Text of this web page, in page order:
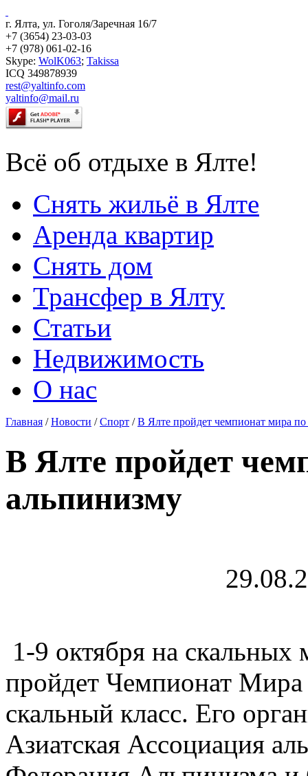
г. Ялта, ул. Гоголя/Заречная 16/7
+7 (3654) 23-03-03
+7 (978) 061-02-16
Skype: WolK063; Takissa
ICQ 349878939
rest@yaltinfo.com
yaltinfo@mail.ru
Всё об отдыхе в Ялте!
Снять жильё в Ялте
Аренда квартир
Снять дом
Трансфер в Ялту
Статьи
Недвижимость
О нас
Главная /Новости /Спорт /В Ялте пройдет чемпионат мира
В Ялте пройдет
альпинизму
1-9 октября на
пройдет Чемпионат
скальный класс. Его
Азиатская Ассоциация